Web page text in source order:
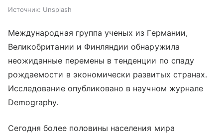
Источник: Unsplash
Международная группа ученых из Германии,
Великобритании и Финляндии обнаружила
неожиданные перемены в тенденции по спаду
рождаемости в экономически развитых странах.
Исследование опубликовано в научном журнале
Demography.
Сегодня более половины населения мира